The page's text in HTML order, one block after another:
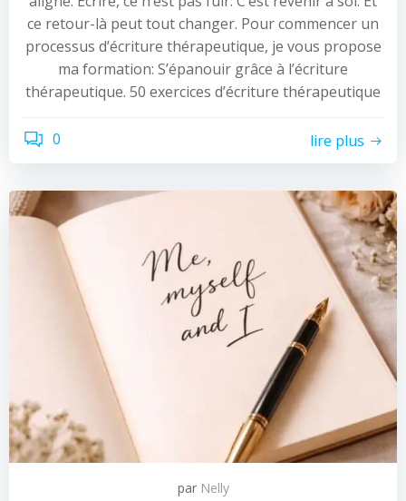
ce retour-là peut tout changer. Pour commencer un
processus d’écriture thérapeutique, je vous propose
ma formation: S’épanouir grâce à l’écriture
thérapeutique. 50 exercices d’écriture thérapeutique
0 lire plus
par Nelly